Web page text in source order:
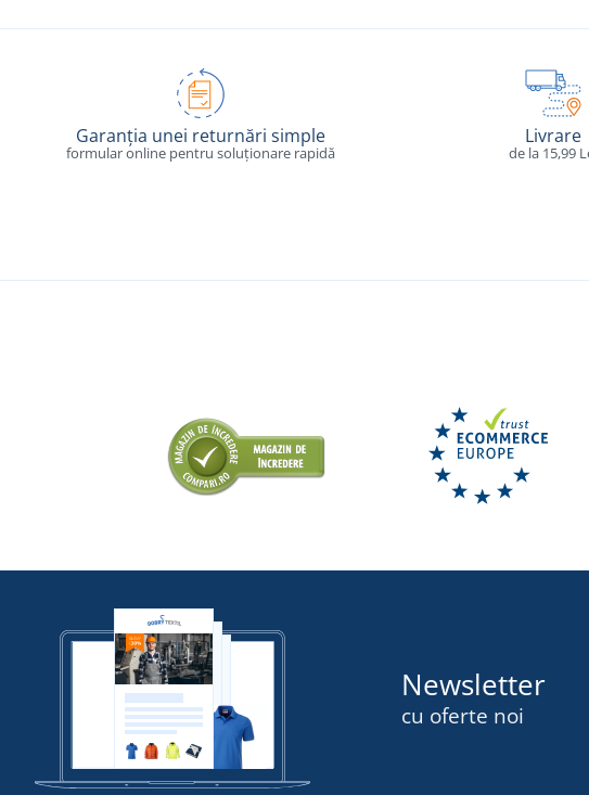
Garanția unei returnări simple
formular online pentru soluționare rapidă
Livrare
de la 15,99
Newsletter
cu oferte noi